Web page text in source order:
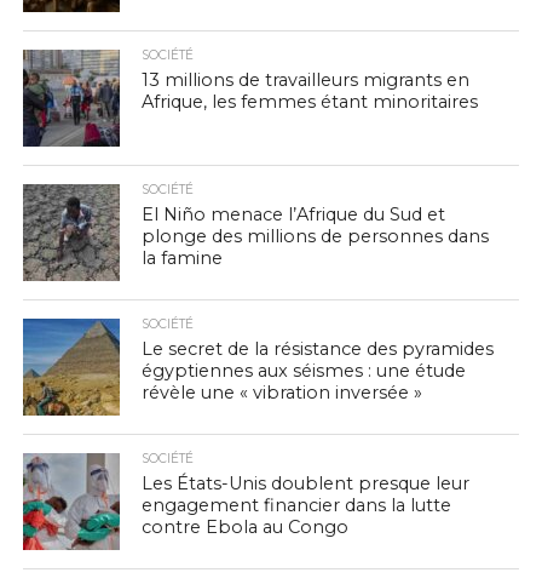
SOCIÉTÉ
13 millions de travailleurs migrants en
Afrique, les femmes étant minoritaires
SOCIÉTÉ
El Niño menace l’Afrique du Sud et
plonge des millions de personnes dans
la famine
SOCIÉTÉ
Le secret de la résistance des pyramides
égyptiennes aux séismes : une étude
révèle une « vibration inversée »
SOCIÉTÉ
Les États-Unis doublent presque leur
engagement financier dans la lutte
contre Ebola au Congo